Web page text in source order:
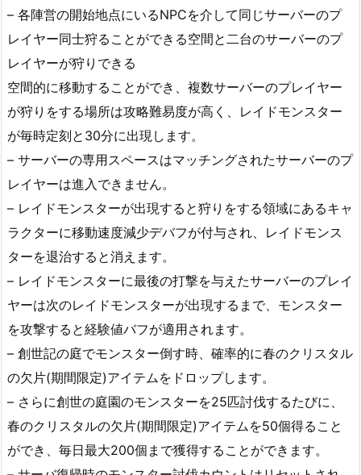
– 各陣営の開始地点にいるNPCを介して同じサーバーのプ
レイヤー同士狩ることができる空間と二台のサーバーのプ
レイヤーが狩りできる
空間的に移動することができ、複数サーバーのプレイヤー
が狩りをする場所は攻略難易度が高く、レイドモンスター
が毎時定刻と30分に出現します。
– サーバーの専用スペースはマッチングされたサーバーのプ
レイヤーは進入できません。
– レイドモンスターが出現すると狩りをする領域にあるキャ
ラクターに移動速度減少デバフが付与され、レイドモンス
ターを退治すると消えます。
– レイドモンスターに最後の打撃を与えたサーバーのプレイ
ヤーは次のレイドモンスターが出現するまで、モンスター
を攻撃すると経験値バフが適用されます。
– 創世記の庭でモンスター倒す時、確率的に春のクリスタル
の欠片(期間限定)アイテムをドロップします。
– さらに創世の庭園のモンスターを25匹討伐するたびに、
春のクリスタルの欠片(期間限定)アイテムを50個得ること
ができ、毎日最大200個まで獲得することができます。